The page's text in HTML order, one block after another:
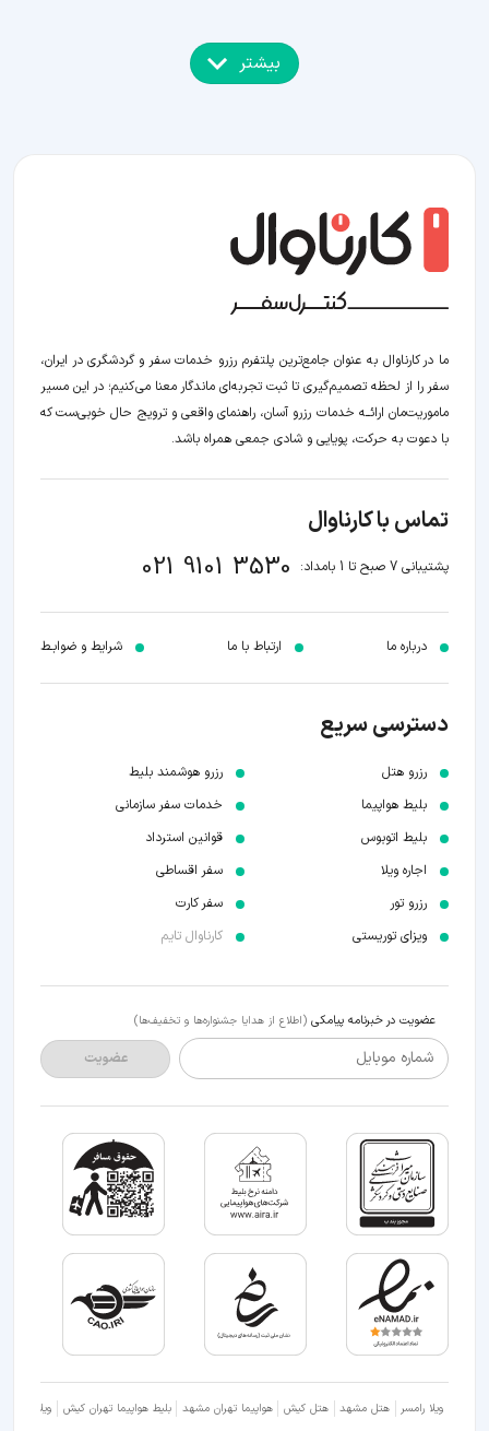
بیشتر
ما در کارناوال به عنوان جامع‌ترین پلتفرم رزرو خدمات سفر و گردشگری در ایران،
سفر را از لحظه‌ تصمیم‌گیری تا ثبت تجربه‌ای ماندگار معنا می‌کنیم؛ در این مسیر‍
ماموریت‌مان اراﺋــﻪ خدمات رزرو آسان، راهنمای واقعی و ترویج حال خوبی‌ست که
با دعوت به حرکت، پویایی و شادی جمعی همراه باشد.
تماس با کارناوال
پشتیبانی 7 صبح تا 1 بامداد: 021 9101 3530
درباره ما ارتباط با ما شرایط و ضوابـط
دسترسی سریع
رزرو هتل
بلیط هواپیما
بلیط اتوبوس
اجاره ویلا
رزرو تور
ویزای توریستی
رزرو هوشمند بلیط
خدمات سفر سازمانی
قوانین استرداد
سفر اقساطی
سفر کارت
کارناوال تایم
عضویت در خبرنامه پیامکی (اطلاع از هدایا جشنواره‌ها و تخفیف‌ها)
شماره موبایل عضویت
ویلا رامسر هتل مشهد هتل کیش هواپیما تهران مشهد بلیط هواپیما تهران کیش ویلا شمال